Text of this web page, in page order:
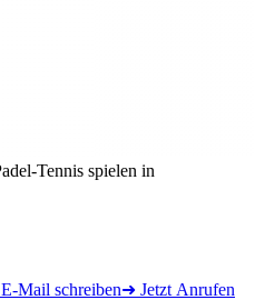
Tennis spielen in
Mail schreiben➜ Jetzt Anrufen